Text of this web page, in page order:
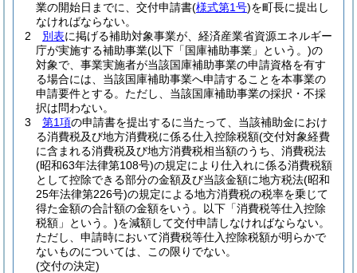
業の開始日までに、交付申請書(様式第1号)を町長に提出し
なければならない。
2
別表に掲げる補助対象事業が、経済産業省資源エネルギー
庁が実施する補助事業(以下「国庫補助事業」という。)の
対象で、事業実施者が当該国庫補助事業の申請資格を有す
る場合には、当該国庫補助事業へ申請することを本事業の
申請要件とする。 ただし、当該国庫補助事業の採択・不採
択は問わない。
3
第1項の申請書を提出するに当たって、当該補助金におけ
る消費税及び地方消費税に係る仕入控除税額(交付対象経費
に含まれる消費税及び地方消費税相当額のうち、消費税法
(昭和63年法律第108号)の規定により仕入れに係る消費税額
として控除できる部分の金額及び当該金額に地方税法(昭和
25年法律第226号)の規定による地方消費税の税率を乗じて
得た金額の合計額の金額をいう。以下「消費税等仕入控除
税額」という。)を減額して交付申請しなければならない。
ただし、申請時において消費税等仕入控除税額が明らかで
ないものについては、この限りでない。
(交付の決定)